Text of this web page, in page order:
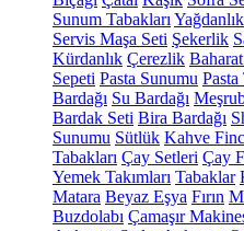
Sunum Tabakları Yağdanlık
Servis Maşa Seti Şekerlik
Kürdanlık Çerezlik Baharat
Sepeti Pasta Sunumu Pasta
Bardağı Su Bardağı
Bardak Seti Bira Bardağı
Sunumu Sütlük Kahve
Tabakları Çay Setleri Çay
Yemek Takımları Tabaklar
Matara Beyaz Eşya Fırın
Buzdolabı Çamaşır